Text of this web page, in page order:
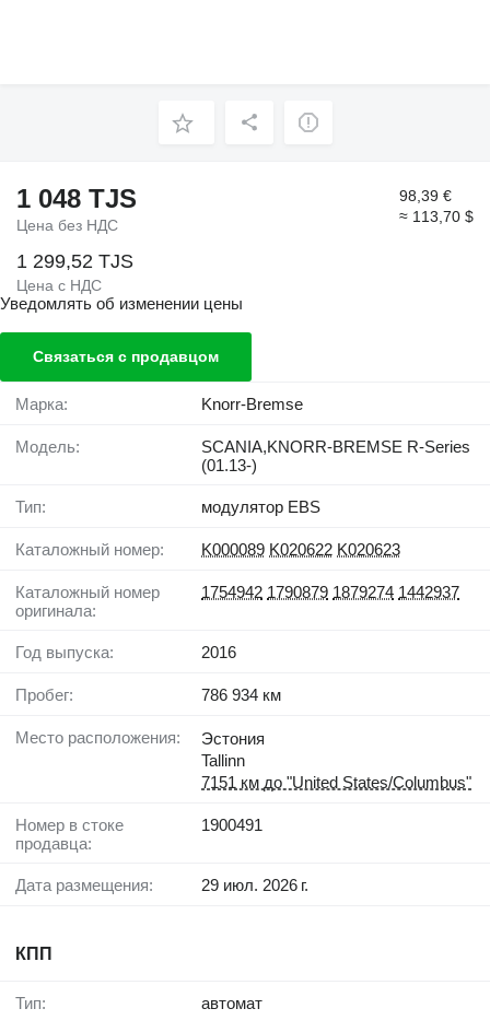
1 048 TJS
Цена без НДС
98,39 €
≈ 113,70 $
1 299,52 TJS
Цена с НДС
Уведомлять об изменении цены
Связаться с продавцом
Марка: Knorr-Bremse
Модель:
SCANIA,KNORR-BREMSE R-Series
(01.13-)
Тип: модулятор EBS
Каталожный номер: K000089 K020622 K020623
Каталожный номер
оригинала:
1754942 1790879 1879274 1442937
Год выпуска: 2016
Пробег: 786 934 км
Место расположения:
Эстония
Tallinn
7151 км до "United States/Columbus"
Номер в стоке
продавца:
1900491
Дата размещения: 29 июл. 2026 г.
КПП
Тип: автомат